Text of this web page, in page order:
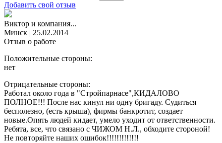
Добавить свой отзыв
Виктор и компания...
Минск | 25.02.2014
Отзыв о работе
Положительные стороны:
нет
Отрицательные стороны:
Работал около года в "Стройпарнасе",КИДАЛОВО
ПОЛНОЕ!!! После нас кинул ни одну бригаду. Судиться
бесполезно, (есть крыша), фирмы банкротит, создает
новые.Опять людей кидает, умело уходит от ответственности.
Ребята, все, что связано с ЧИЖОМ Н.Л., обходите стороной!
Не повторяйте наших ошибок!!!!!!!!!!!!!